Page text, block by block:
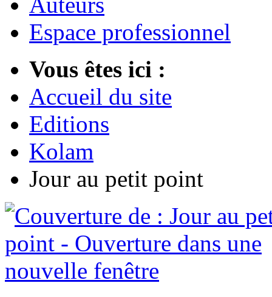
Espace professionnel
Vous êtes ici :
Accueil du site
Editions
Kolam
Jour au petit point